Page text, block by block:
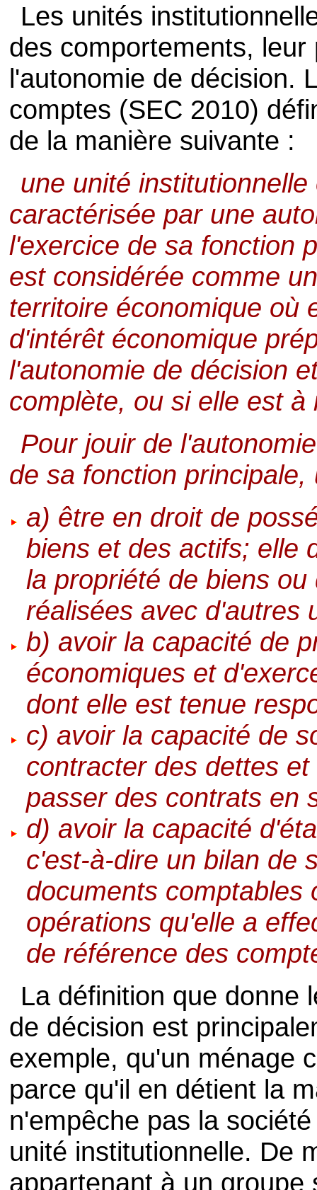
Les unités
des comportements,
l'autonomie de décision.
comptes (SEC 2010)
de la manière suivante :
une unité
caractérisée par une
l'exercice de sa fonction
est considérée comme
territoire économique où
d'intérêt économique
l'autonomie de décision
complète, ou si elle est
Pour jouir de
de sa fonction
a) être en droit de
biens et des actifs; elle
la propriété de biens
réalisées avec d'autres
b) avoir la capacité de
économiques et
dont elle est tenue
c) avoir la capacité de
contracter des dettes
passer des contrats en
d) avoir la capacité
c'est-à-dire un bilan de
documents comptables
opérations qu'elle a
de référence des
La définition que donne
de décision est
exemple, qu'un ménage
parce qu'il en détient la
n'empêche pas la
unité institutionnelle. De
appartenant à un